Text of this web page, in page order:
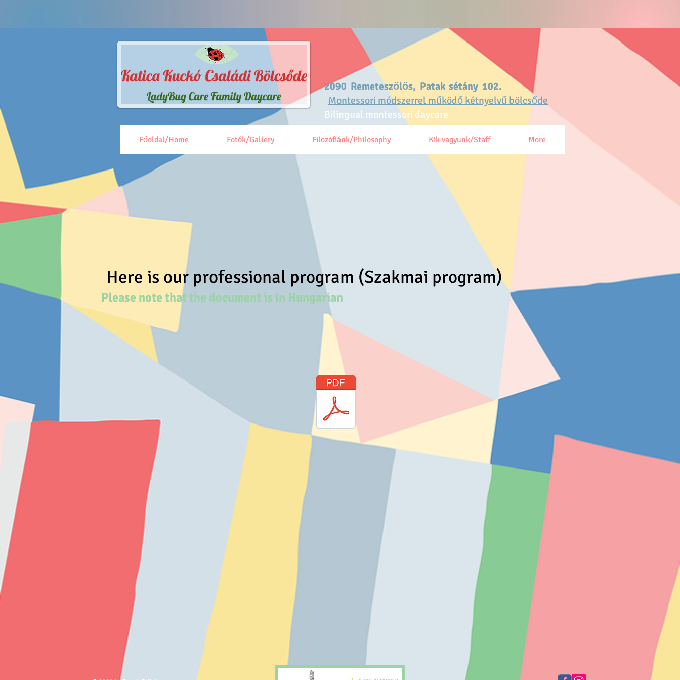
2090 Remeteszőlős, Patak sétány 102.
Montessori módszerrel működő kétnyelvű bölcsőde
Bilingual montessori daycare
Főoldal/Home Fotók/Gallery Filozófiánk/Philosophy Kik vagyunk/Staff More
Here is our professional program (Szakmai program)
Please note that the document is in Hungarian